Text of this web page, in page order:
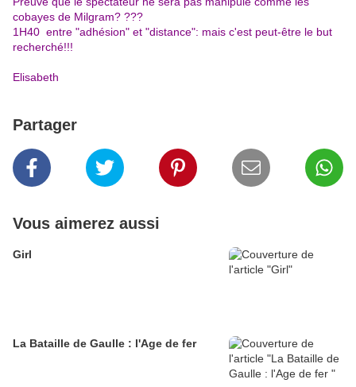
cobayes de Milgram? ???
1H40 entre "adhésion" et "distance": mais c'est peut-être le but
recherché!!!
Elisabeth
Partager
Vous aimerez aussi
Girl
La Bataille de Gaulle : l'Age de fer